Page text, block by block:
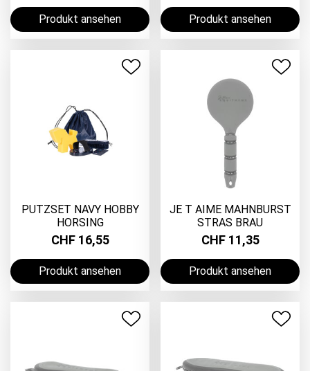
Produkt ansehen Produkt ansehen
PUTZSET NAVY HOBBY
HORSING
CHF 16,55
Produkt ansehen
JE T AIME MAHNBURST
STRAS BRAU
CHF 11,35
Produkt ansehen